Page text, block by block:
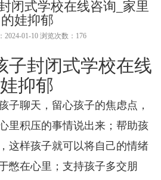
闭式学校在线咨询_家里
的娃抑郁
2024-01-10 浏览次数： 176
子封闭式学校在线
抑郁
子聊天，留心孩子的焦虑点，
里积压的事情说出来；帮助孩
这样孩子就可以将自己的情绪
憋在心里；支持孩子多交朋